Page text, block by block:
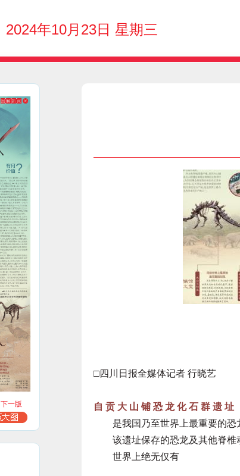
2024年10月23日 星期三
下一版
□四川日报全媒体记者 行晓艺
自 贡 大 山 铺 恐 龙 化 石 群 遗 址
是我国乃至世界上最重要的恐
该遗址保存的恐龙及其他脊椎
世界上绝无仅有